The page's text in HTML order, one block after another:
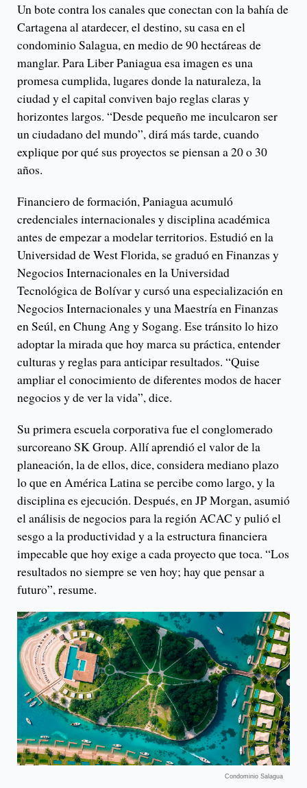
Un bote contra los canales que conectan con la bahía de
Cartagena al atardecer, el destino, su casa en el
condominio Salagua, en medio de 90 hectáreas de
manglar. Para Liber Paniagua esa imagen es una
promesa cumplida, lugares donde la naturaleza, la
ciudad y el capital conviven bajo reglas claras y
horizontes largos. “Desde pequeño me inculcaron ser
un ciudadano del mundo”, dirá más tarde, cuando
explique por qué sus proyectos se piensan a 20 o 30
años.
Financiero de formación, Paniagua acumuló
credenciales internacionales y disciplina académica
antes de empezar a modelar territorios. Estudió en la
Universidad de West Florida, se graduó en Finanzas y
Negocios Internacionales en la Universidad
Tecnológica de Bolívar y cursó una especialización en
Negocios Internacionales y una Maestría en Finanzas
en Seúl, en Chung Ang y Sogang. Ese tránsito lo hizo
adoptar la mirada que hoy marca su práctica, entender
culturas y reglas para anticipar resultados. “Quise
ampliar el conocimiento de diferentes modos de hacer
negocios y de ver la vida”, dice.
Su primera escuela corporativa fue el conglomerado
surcoreano SK Group. Allí aprendió el valor de la
planeación, la de ellos, dice, considera mediano plazo
lo que en América Latina se percibe como largo, y la
disciplina es ejecución. Después, en JP Morgan, asumió
el análisis de negocios para la región ACAC y pulió el
sesgo a la productividad y a la estructura financiera
impecable que hoy exige a cada proyecto que toca. “Los
resultados no siempre se ven hoy; hay que pensar a
futuro”, resume.
Condominio Salagua